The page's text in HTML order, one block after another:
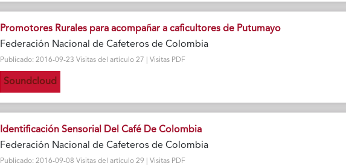
Promotores Rurales para acompañar a caficultores de Putumayo
Federación Nacional de Cafeteros de Colombia
Publicado: 2016-09-23 Visitas del artículo 27 | Visitas PDF
Soundcloud
Identificación Sensorial Del Café De Colombia
Federación Nacional de Cafeteros de Colombia
Publicado: 2016-09-08 Visitas del artículo 29 | Visitas PDF